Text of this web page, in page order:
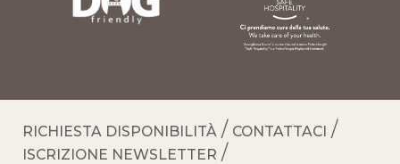
RICHIESTA DISPONIBILITÀ
CONTATTACI
ISCRIZIONE NEWSLETTER